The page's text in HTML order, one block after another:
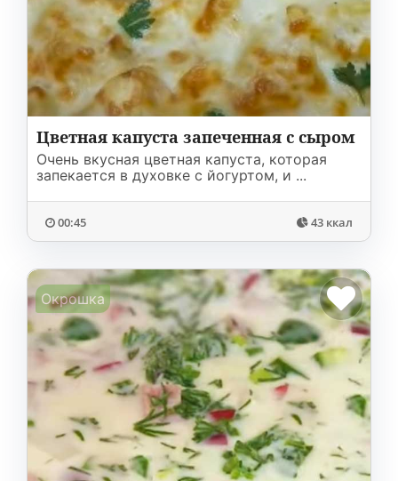
Цветная капуста запеченная с сыром
Очень вкусная цветная капуста, которая
запекается в духовке с йогуртом, и ...
00:45 43 ккал
Окрошка